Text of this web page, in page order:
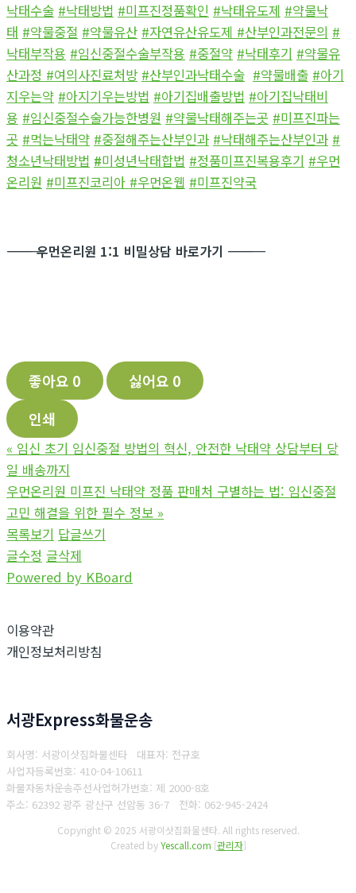
낙태수술 #낙태방법 #미프진정품확인 #낙태유도제 #약물낙
태 #약물중절 #약물유산 #자연유산유도제 #산부인과전문의 #
낙태부작용 #임신중절수술부작용 #중절약 #낙태후기 #약물유
산과정 #여의사진료처방 #산부인과낙태수술 #약물배출 #아기
지우는약 #아지기우는방법 #아기집배출방법 #아기집낙태비
용 #임신중절수술가능한병원 #약물낙태해주는곳 #미프진파는
곳 #먹는낙태약 #중절해주는산부인과 #낙태해주는산부인과 #
청소년낙태방법 #미성년낙태합법 #정품미프진복용후기 #우먼
온리원 #미프진코리아 #우먼온웹 #미프진약국
―――――――――――우먼온리원 1:1 비밀상담 바로가기 ―――――――――――
좋아요 0 싫어요 0
인쇄
« 임신 초기 임신중절 방법의 혁신, 안전한 낙태약 상담부터 당
일 배송까지
우먼온리원 미프진 낙태약 정품 판매처 구별하는 법: 임신중절
고민 해결을 위한 필수 정보 »
목록보기 답글쓰기
글수정 글삭제
Powered by KBoard
이용약관
개인정보처리방침
서광Express화물운송
회사명: 서광이삿짐화물센타 대표자: 전규호
사업자등록번호: 410-04-10611
화물자동차운송주선사업허가번호: 제 2000-8호
주소: 62392 광주 광산구 선암동 36-7 전화: 062-945-2424
Copyright © 2025 서광이삿짐화물센타. All rights reserved.
Created byYescall.com [관리자]